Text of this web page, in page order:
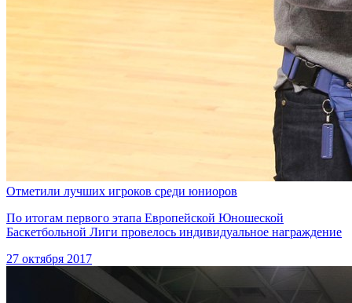
Отметили лучших игроков среди юниоров
По итогам первого этапа Европейской Юношеской
Баскетбольной Лиги провелось индивидуальное награждение
27 октября 2017